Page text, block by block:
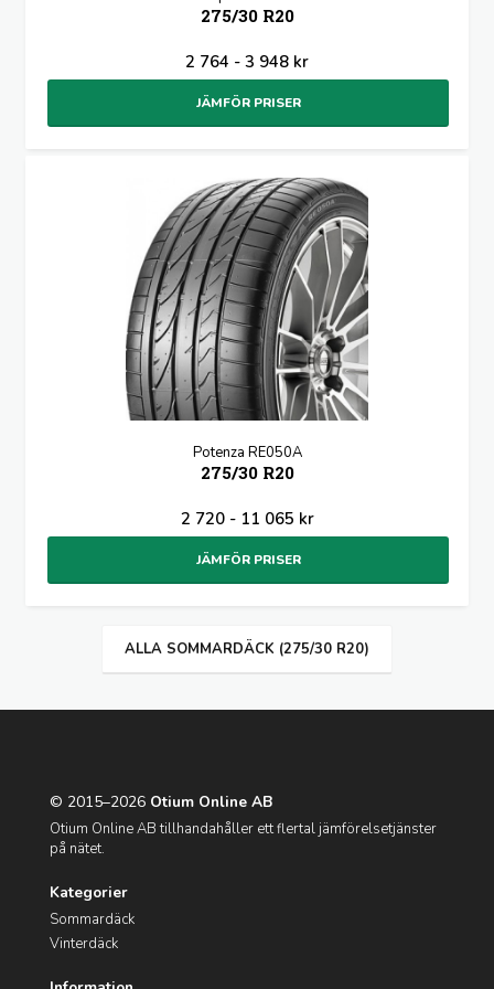
275/30 R20
2 764 - 3 948 kr
JÄMFÖR PRISER
Potenza RE050A
275/30 R20
2 720 - 11 065 kr
JÄMFÖR PRISER
ALLA SOMMARDÄCK (275/30 R20)
© 2015–2026 Otium Online AB
Otium Online AB tillhandahåller ett flertal jämförelsetjänster
på nätet.
Kategorier
Sommardäck
Vinterdäck